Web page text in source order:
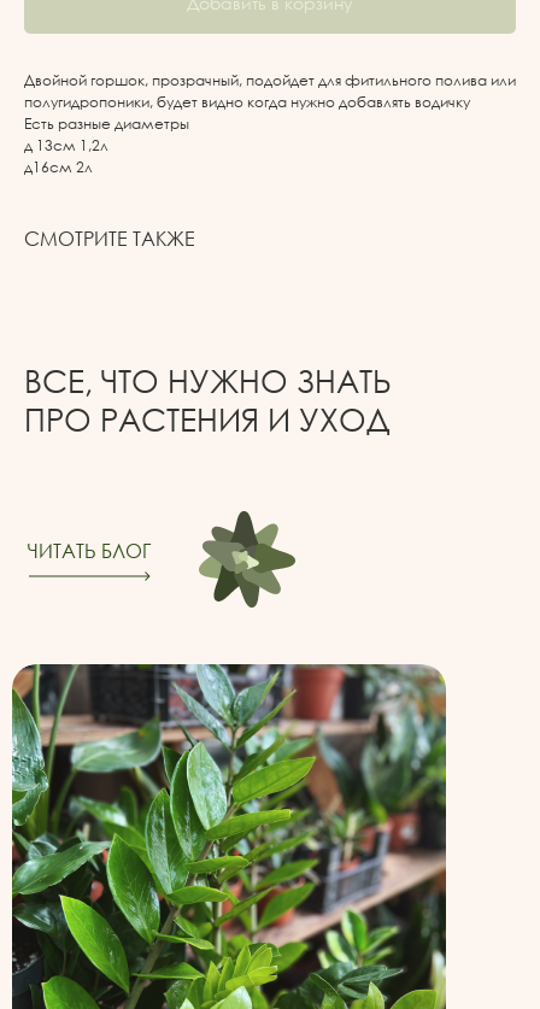
Двойной горшок, прозрачный, подойдет для фитильного полива или
полугидропоники, будет видно когда нужно добавлять водичку
Есть разные диаметры
д 13см 1,2л
д16см 2л
СМОТРИТЕ ТАКЖЕ
ВСЕ, ЧТО НУЖНО ЗНАТЬ
ПРО РАСТЕНИЯ И УХОД
ЧИТАТЬ БЛОГ